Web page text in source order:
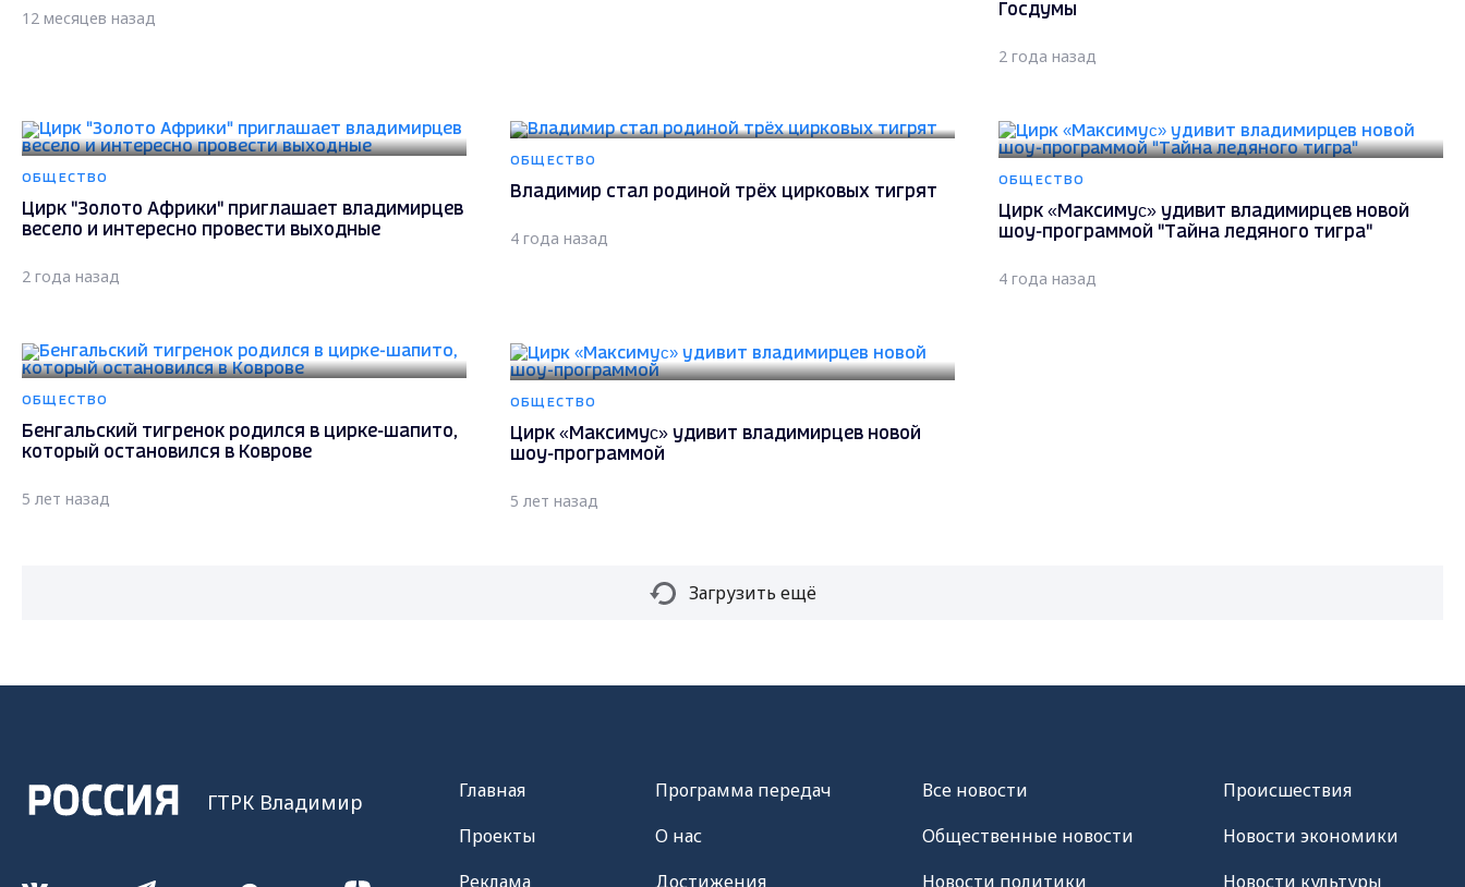
12 месяцев назад
Госдумы
2 года назад
ОБЩЕСТВО
Цирк "Золото Африки" приглашает владимирцев
весело и интересно провести выходные
2 года назад
ОБЩЕСТВО
Владимир стал родиной трёх цирковых тигрят
4 года назад
ОБЩЕСТВО
Цирк «Максимуc» удивит владимирцев новой
шоу-программой "Тайна ледяного тигра"
4 года назад
ОБЩЕСТВО
Бенгальский тигренок родился в цирке-шапито,
который остановился в Коврове
5 лет назад
ОБЩЕСТВО
Цирк «Максимуc» удивит владимирцев новой
шоу-программой
5 лет назад
Загрузить ещё
ГТРК Владимир
Главная
Проекты
Реклама
Программа передач
О нас
Достижения
Все новости
Общественные новости
Новости политики
Происшествия
Новости экономики
Новости культуры